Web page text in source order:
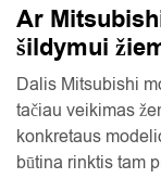
Ar
šildymui
Dalis Mitsubishi
tačiau veikimas
konkretaus
būtina rinktis tam